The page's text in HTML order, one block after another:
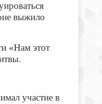
выжило
«Нам этот
участие в